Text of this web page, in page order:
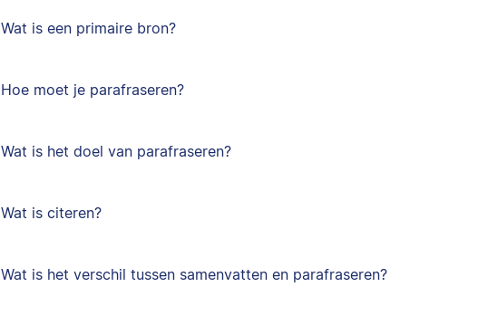
Wat is een primaire bron?
Hoe moet je parafraseren?
Wat is het doel van parafraseren?
Wat is citeren?
Wat is het verschil tussen samenvatten en parafraseren?